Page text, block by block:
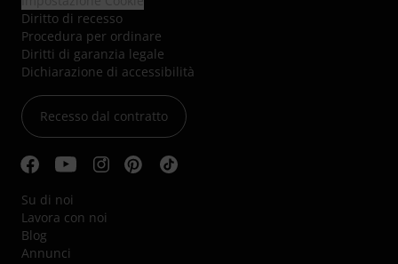
Diritto di recesso
Procedura per ordinare
Diritti di garanzia legale
Dichiarazione di accessibilità
Recesso dal contratto
Su di noi
Lavora con noi
Blog
Annunci